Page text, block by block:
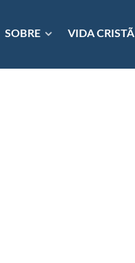
SOBRE VIDA CRISTÃ